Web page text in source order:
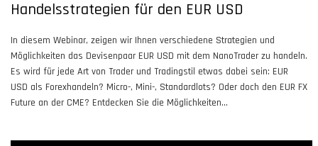
Handelsstrategien für den EUR USD
In diesem Webinar, zeigen wir Ihnen verschiedene Strategien und
Möglichkeiten das Devisenpaar EUR USD mit dem NanoTrader zu handeln.
Es wird für jede Art von Trader und Tradingstil etwas dabei sein: EUR
USD als Forexhandeln? Micro-, Mini-, Standardlots? Oder doch den EUR FX
Future an der CME? Entdecken Sie die Möglichkeiten...